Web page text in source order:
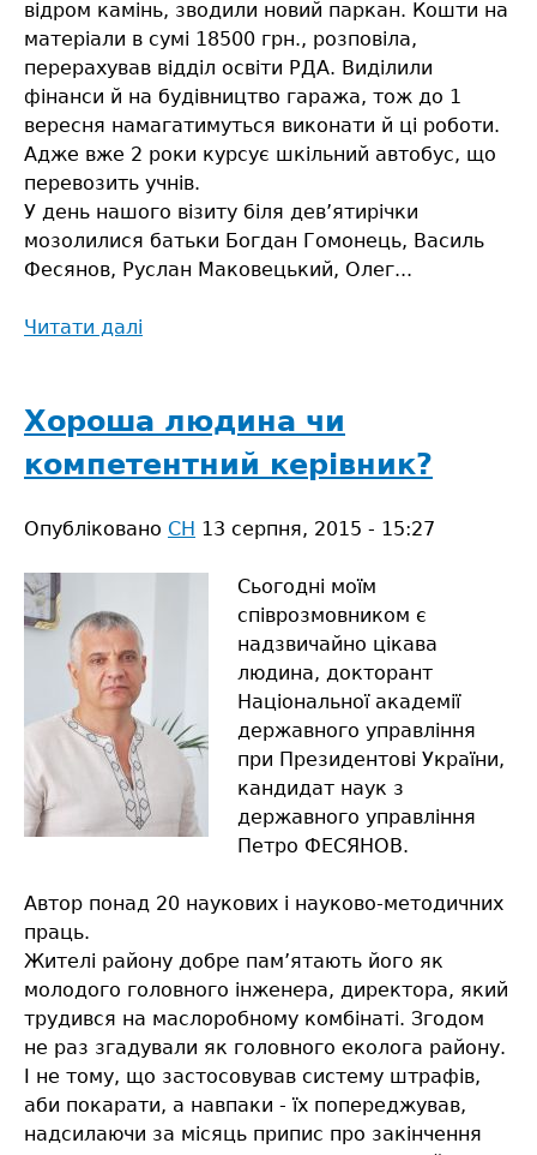
відром камінь, зводили новий паркан. Кошти на
матеріали в сумі 18500 грн., розповіла,
перерахував відділ освіти РДА. Виділили
фінанси й на будівництво гаража, тож до 1
вересня намагатимуться виконати й ці роботи.
Адже вже 2 роки курсує шкільний автобус, що
перевозить учнів.
У день нашого візиту біля дев’ятирічки
мозолилися батьки Богдан Гомонець, Василь
Фесянов, Руслан Маковецький, Олег...
Читати далі
Хороша людина чи
компетентний керівник?
Опубліковано СН 13 серпня, 2015 - 15:27
Сьогодні моїм
співрозмовником є
надзвичайно цікава
людина, докторант
Національної академії
державного управління
при Президентові України,
кандидат наук з
державного управління
Петро ФЕСЯНОВ.
Автор понад 20 наукових і науково-методичних
праць.
Жителі району добре пам’ятають його як
молодого головного інженера, директора, який
трудився на маслоробному комбінаті. Згодом
не раз згадували як головного еколога району.
І не тому, що застосовував систему штрафів,
аби покарати, а навпаки - їх попереджував,
надсилаючи за місяць припис про закінчення